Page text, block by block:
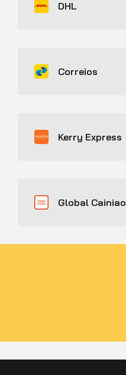
DHL
Correios
Kerry Express
Global Cainiao